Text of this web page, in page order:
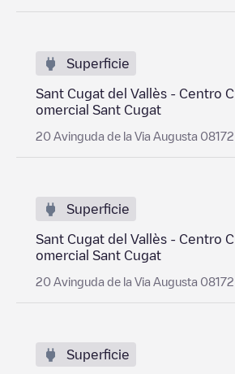
Superficie
Sant Cugat del Vallès - Centro C
omercial Sant Cugat
20 Avinguda de la Via Augusta 08172
Superficie
Sant Cugat del Vallès - Centro C
omercial Sant Cugat
20 Avinguda de la Via Augusta 08172
Superficie